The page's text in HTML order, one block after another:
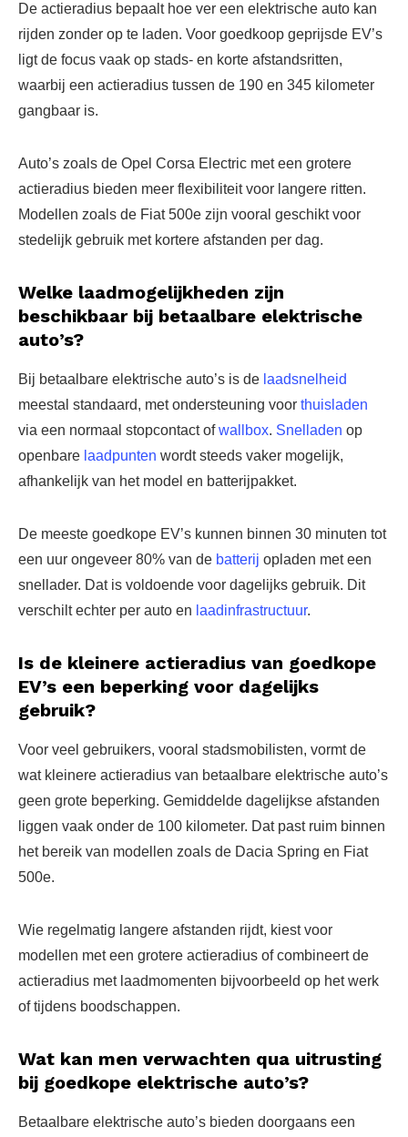
De actieradius bepaalt hoe ver een elektrische auto kan
rijden zonder op te laden. Voor goedkoop geprijsde EV’s
ligt de focus vaak op stads- en korte afstandsritten,
waarbij een actieradius tussen de 190 en 345 kilometer
gangbaar is.
Auto’s zoals de Opel Corsa Electric met een grotere
actieradius bieden meer flexibiliteit voor langere ritten.
Modellen zoals de Fiat 500e zijn vooral geschikt voor
stedelijk gebruik met kortere afstanden per dag.
Welke laadmogelijkheden zijn
beschikbaar bij betaalbare elektrische
auto’s?
Bij betaalbare elektrische auto’s is de laadsnelheid
meestal standaard, met ondersteuning voor thuisladen
via een normaal stopcontact ofwallbox. Snelladen op
openbare laadpunten wordt steeds vaker mogelijk,
afhankelijk van het model en batterijpakket.
De meeste goedkope EV’s kunnen binnen 30 minuten tot
een uur ongeveer 80% van de batterij opladen met een
snellader. Dat is voldoende voor dagelijks gebruik. Dit
verschilt echter per auto en laadinfrastructuur.
Is de kleinere actieradius van goedkope
EV’s een beperking voor dagelijks
gebruik?
Voor veel gebruikers, vooral stadsmobilisten, vormt de
wat kleinere actieradius van betaalbare elektrische auto’s
geen grote beperking. Gemiddelde dagelijkse afstanden
liggen vaak onder de 100 kilometer. Dat past ruim binnen
het bereik van modellen zoals de Dacia Spring en Fiat
500e.
Wie regelmatig langere afstanden rijdt, kiest voor
modellen met een grotere actieradius of combineert de
actieradius met laadmomenten bijvoorbeeld op het werk
of tijdens boodschappen.
Wat kan men verwachten qua uitrusting
bij goedkope elektrische auto’s?
Betaalbare elektrische auto’s bieden doorgaans een